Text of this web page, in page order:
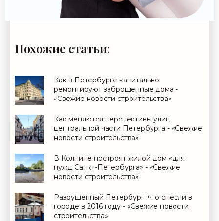
Похожие статьи:
Как в Петербурге капитально
ремонтируют заброшенные дома -
«Свежие новости строительства»
Как меняются перспективы улиц
центральной части Петербурга - «Свежие
новости строительства»
В Колпине построят жилой дом «для
нужд Санкт-Петербурга» - «Свежие
новости строительства»
Разрушенный Петербург: что снесли в
городе в 2016 году - «Свежие новости
строительства»